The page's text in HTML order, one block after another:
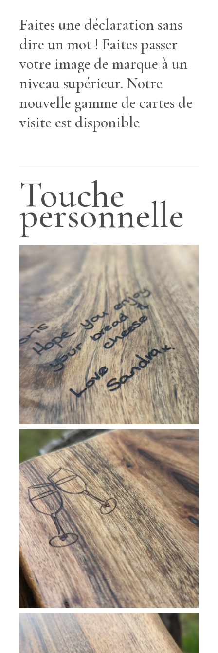
Faites une déclaration sans
dire un mot ! Faites passer
votre image de marque à un
niveau supérieur. Notre
nouvelle gamme de cartes de
visite est disponible
Touche
personnelle